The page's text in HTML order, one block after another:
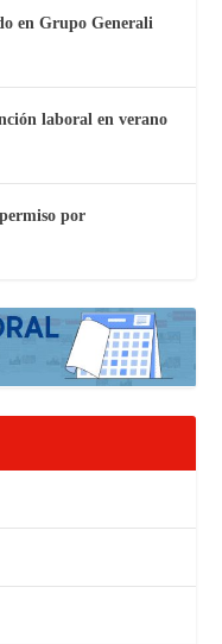
en Grupo Generali
laboral en verano
por